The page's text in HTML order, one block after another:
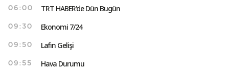
06:00 TRT HABER'de Dün Bugün
09:30 Ekonomi 7/24
09:50 Lafın Gelişi
09:55 Hava Durumu